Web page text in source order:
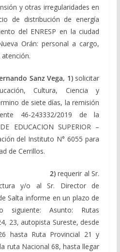
y otras irregularidades en
de distribución de energía
del ENRESP en la ciudad
Orán: personal a cargo,
Sanz Vega, 1) solicitar
Cultura, Ciencia y
de siete días, la remisión
46-243332/2019 de la
EDUCACION SUPERIOR –
del Instituto N° 6055 para
de Cerrillos.
requerir al Sr.
y/o al Sr. Director de
Salta informe en un plazo de
siguiente: Asunto: Rutas
23, autopista Sureste, desde
hasta Ruta Provincial 21 y
ruta Nacional 68, hasta llegar